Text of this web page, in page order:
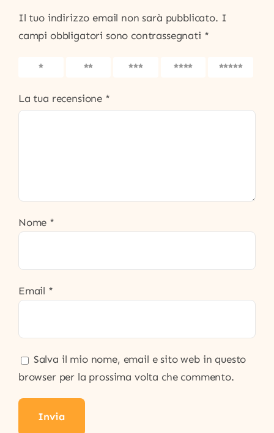
Il tuo indirizzo email non sarà pubblicato. I
campi obbligatori sono contrassegnati *
5
La tua recensione *
Nome *
Email *
Salva il mio nome, email e sito web in questo
browser per la prossima volta che commento.